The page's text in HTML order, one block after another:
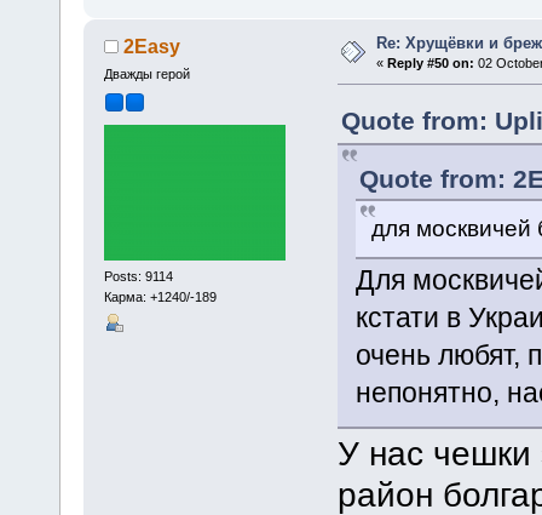
2Easy
Дважды герой
Posts: 9114
Карма: +1240/-189
Re: Хрущёвки и
«Reply #50 on: 02
Quote from:
Quote from:
для москвичей
Для
кстати в
очень любят,
непонятно,
У нас чешки
район